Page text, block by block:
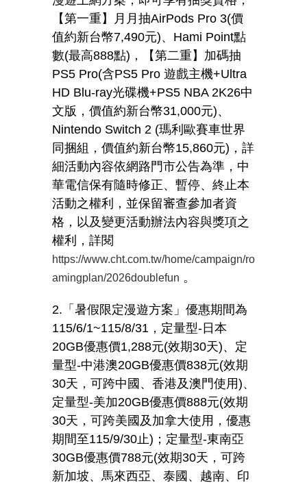
【第一重】月月抽AirPods Pro 3(價
值約新台幣7,490元)、 Hami Point點
數(最高888點) ，【第二重】加碼抽
PS5 Pro(含PS5 Pro 遊戲主機+Ultra
HD Blu-ray光碟機+PS5 NBA 2K26中
文版，價值約新台幣31,000元)、
Nintendo Switch 2 (瑪利歐賽車世界
同捆組，價值約新台幣15,860元) ，詳
細活動內容依網路門市公告為準，中
華電信保有隨時修正、暫停、終止本
活動之權利，並保留審查參加者資
格，以及變更活動辦法內容與獎項之
權利，詳閱
https://www.cht.com.tw/home/campaign/ro
amingplan/2026doublefun 。
2.「暑假限定漫遊方案」優惠期間為
115/6/1~115/8/31 ，定量型- 日本
20GB優惠價1,288元(效期30天)、定
量型-中港澳20GB優惠價838元(效期
30天，可跨中國、香港及澳門使用)、
定量型-美加20GB優惠價888元(效期
30天，可跨美國及加拿大使用，優惠
期間至115/9/30止) ；定量型-東南亞
30GB優惠價788元(效期30天，可跨
新加坡、馬來西亞、泰國、越南、印